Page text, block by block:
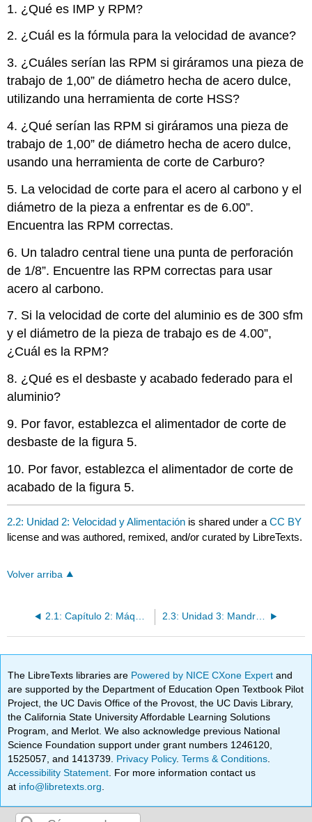
1. ¿Qué es IMP y RPM?
2. ¿Cuál es la fórmula para la velocidad de avance?
3. ¿Cuáles serían las RPM si giráramos una pieza de
trabajo de 1,00” de diámetro hecha de acero dulce,
utilizando una herramienta de corte HSS?
4. ¿Qué serían las RPM si giráramos una pieza de
trabajo de 1,00” de diámetro hecha de acero dulce,
usando una herramienta de corte de Carburo?
5. La velocidad de corte para el acero al carbono y el
diámetro de la pieza a enfrentar es de 6.00”.
Encuentra las RPM correctas.
6. Un taladro central tiene una punta de perforación
de 1/8”. Encuentre las RPM correctas para usar
acero al carbono.
7. Si la velocidad de corte del aluminio es de 300 sfm
y el diámetro de la pieza de trabajo es de 4.00”,
¿Cuál es la RPM?
8. ¿Qué es el desbaste y acabado federado para el
aluminio?
9. Por favor, establezca el alimentador de corte de
desbaste de la figura 5.
10. Por favor, establezca el alimentador de corte de
acabado de la figura 5.
2.2: Unidad 2: Velocidad y Alimentación is shared under aCC BY
license and was authored, remixed, and/or curated by LibreTexts.
Volver arriba
2.1: Capítulo 2: Máquina de torno 2.3: Unidad 3: Mandrillos
The LibreTexts libraries are Powered by NICE CXone Expertand
are supported by the Department of Education Open Textbook Pilot
Project, the UC Davis Office of the Provost, the UC Davis Library,
the California State University Affordable Learning Solutions
Program, and Merlot. We also acknowledge previous National
Science Foundation support under grant numbers 1246120,
1525057, and 1413739. Privacy Policy.Terms & Conditions
Accessibility Statement . For more information contact us
at info@libretexts.org